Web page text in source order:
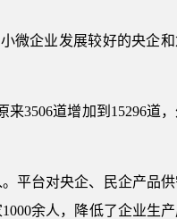
微企业发展较好的央企
3506道增加到15296道
平台对央企、民企产品
余人，降低了企业生产